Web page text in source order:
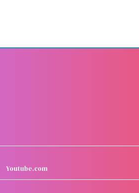
Youtube.com